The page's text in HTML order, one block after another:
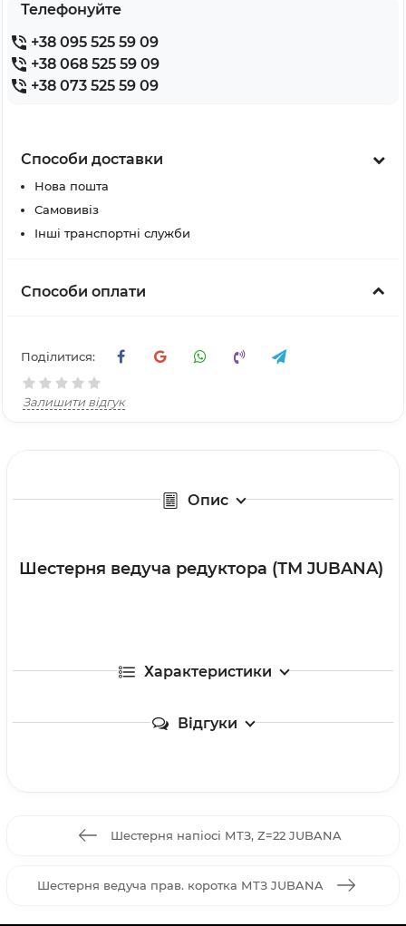
Телефонуйте
+38 095 525 59 09
+38 068 525 59 09
+38 073 525 59 09
Способи доставки
Нова пошта
Самовивіз
Інші транспортні служби
Способи оплати
Поділитися:
Залишити відгук
Опис
Шестерня ведуча редуктора (ТМ JUBANA)
Характеристики
Відгуки
Шестерня напіосі МТЗ, Z=22 JUBANA
Шестерня ведуча прав. коротка МТЗ JUBANA